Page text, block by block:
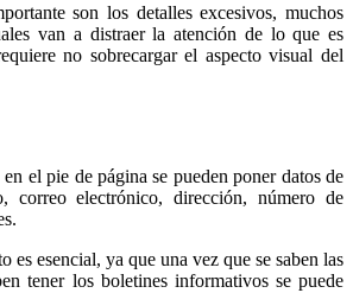
son los detalles excesivos, muchos
van a distraer la atención de lo que es
no sobrecargar el aspecto visual del
el pie de página se pueden poner datos de
correo electrónico, dirección, número de
es esencial, ya que una vez que se saben las
tener los boletines informativos se puede